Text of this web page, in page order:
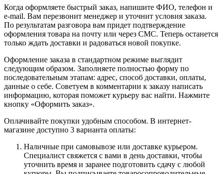
Когда оформляете быстрый заказ, напишите ФИО, телефон и
e-mail. Вам перезвонит менеджер и уточнит условия заказа.
По результатам разговора вам придет подтверждение
оформления товара на почту или через СМС. Теперь останется
только ждать доставки и радоваться новой покупке.
Оформление заказа в стандартном режиме выглядит
следующим образом. Заполняете полностью форму по
последовательным этапам: адрес, способ доставки, оплаты,
данные о себе. Советуем в комментарии к заказу написать
информацию, которая поможет курьеру вас найти. Нажмите
кнопку «Оформить заказ».
Оплачивайте покупки удобным способом. В интернет-
магазине доступно 3 варианта оплаты:
Наличные при самовывозе или доставке курьером.
Специалист свяжется с вами в день доставки, чтобы
уточнить время и заранее подготовить сдачу с любой